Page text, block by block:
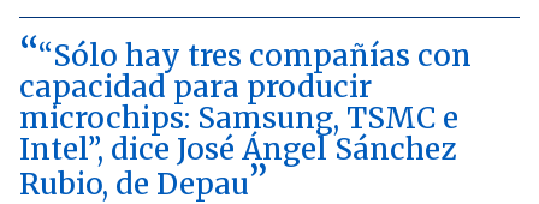
“Sólo hay tres compañías con
capacidad para producir
microchips: Samsung, TSMC e
Intel”, dice José Ángel Sánchez
Rubio, de Depau